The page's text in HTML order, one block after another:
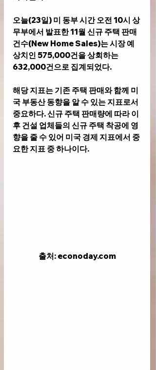
오늘(23일) 미 동부 시간 오전 10시 상
무부에서 발표한 11월 신규 주택 판매
건수(New Home Sales)는 시장 예
상치인 575,000건을 상회하는
632,000건으로 집계되었다.
해당 지표는 기존 주택 판매와 함께 미
국 부동산 동향을 알 수 있는 지표로서
중요하다. 신규 주택 판매량에 따라 이
후 건설 업체들의 신규 주택 착공에 영
향을 줄 수 있어 미국 경제 지표에서 중
요한 지표 중 하나이다.
출처: econoday.com